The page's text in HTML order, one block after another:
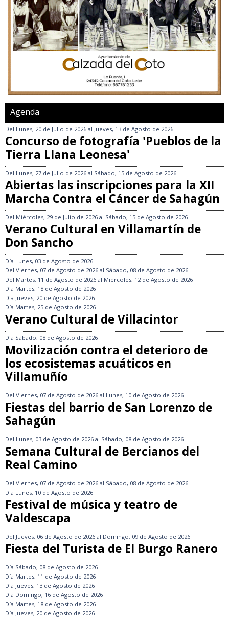
Agenda
Del Lunes, 20 de Julio de 2026 al Jueves, 13 de Agosto de 2026
Concurso de fotografía 'Pueblos de la
Tierra Llana Leonesa'
Del Lunes, 27 de Julio de 2026 al Sábado, 15 de Agosto de 2026
Abiertas las inscripciones para la XII
Marcha Contra el Cáncer de Sahagún
Del Miércoles, 29 de Julio de 2026 al Sábado, 15 de Agosto de 2026
Verano Cultural en Villamartín de
Don Sancho
Día Lunes, 03 de Agosto de 2026
Del Viernes, 07 de Agosto de 2026 al Sábado, 08 de Agosto de 2026
Del Martes, 11 de Agosto de 2026 al Miércoles, 12 de Agosto de 2026
Día Martes, 18 de Agosto de 2026
Día Jueves, 20 de Agosto de 2026
Día Martes, 25 de Agosto de 2026
Verano Cultural de Villacintor
Día Sábado, 08 de Agosto de 2026
Movilización contra el deterioro de
los ecosistemas acuáticos en
Villamuñío
Del Viernes, 07 de Agosto de 2026 al Lunes, 10 de Agosto de 2026
Fiestas del barrio de San Lorenzo de
Sahagún
Del Lunes, 03 de Agosto de 2026 al Sábado, 08 de Agosto de 2026
Semana Cultural de Bercianos del
Real Camino
Del Viernes, 07 de Agosto de 2026 al Sábado, 08 de Agosto de 2026
Día Lunes, 10 de Agosto de 2026
Festival de música y teatro de
Valdescapa
Del Jueves, 06 de Agosto de 2026 al Domingo, 09 de Agosto de 2026
Fiesta del Turista de El Burgo Ranero
Día Sábado, 08 de Agosto de 2026
Día Martes, 11 de Agosto de 2026
Día Jueves, 13 de Agosto de 2026
Día Domingo, 16 de Agosto de 2026
Día Martes, 18 de Agosto de 2026
Día Jueves, 20 de Agosto de 2026